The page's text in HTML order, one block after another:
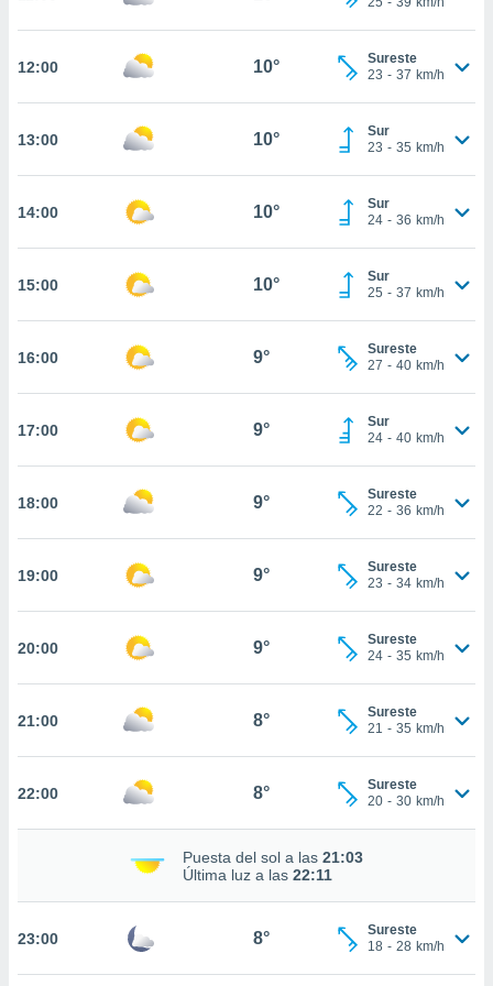
de que
sean
el sitio
para
ni para
aunque
no
abono
como
IP
en
Para
u
12:00 10°
Sureste
23 - 37 km/h
13:00 10°
Sur
23 - 35 km/h
14:00 10°
Sur
24 - 36 km/h
15:00 10°
Sur
25 - 37 km/h
16:00 9°
Sureste
27 - 40 km/h
17:00 9°
Sur
24 - 40 km/h
18:00 9°
Sureste
22 - 36 km/h
19:00 9°
Sureste
23 - 34 km/h
20:00 9°
Sureste
24 - 35 km/h
21:00 8°
Sureste
21 - 35 km/h
22:00 8°
Sureste
20 - 30 km/h
Puesta del sol a las 21:03
Última luz a las 22:11
23:00 8°
Sureste
18 - 28 km/h